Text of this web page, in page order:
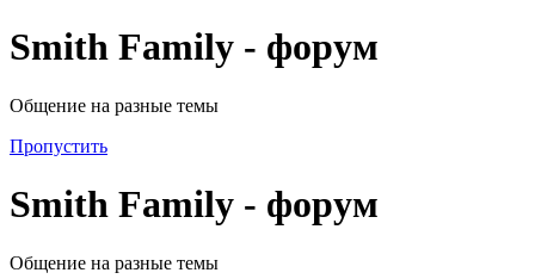
Smith Family - форум
Общение на разные темы
Пропустить
Smith Family - форум
Общение на разные темы